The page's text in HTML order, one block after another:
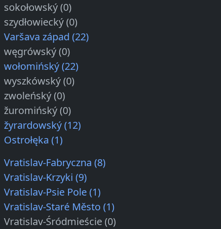
sokołowský (0)
szydłowiecký (0)
Varšava západ (22)
węgrówský (0)
wołomińský (22)
wyszkówský (0)
zwoleńský (0)
žuromińský (0)
žyrardowský (12)
Ostrołęka (1)
Vratislav-Fabryczna (8)
Vratislav-Krzyki (9)
Vratislav-Psie Pole (1)
Vratislav-Staré Město (1)
Vratislav-Śródmieście (0)